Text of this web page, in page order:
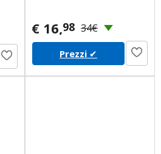
Stampante HP ENVY 4504 e-All-in-
One (A9T88B) Stampante HP
Deskjet 2540 multifunzione
(A9U22B) Stampante HP Deskjet
2542 multifunzione (A9U28B)
Stampante HP Deskjet 3055A e-
€ 16,98 34€
Prezzi ✔